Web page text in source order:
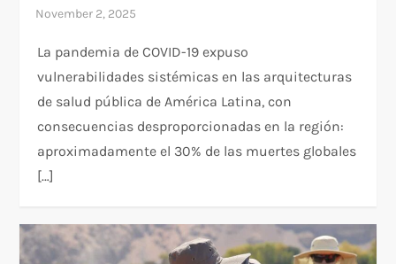
La pandemia de COVID-19 expuso
vulnerabilidades sistémicas en las arquitecturas
de salud pública de América Latina, con
consecuencias desproporcionadas en la región:
aproximadamente el 30% de las muertes globales
[…]